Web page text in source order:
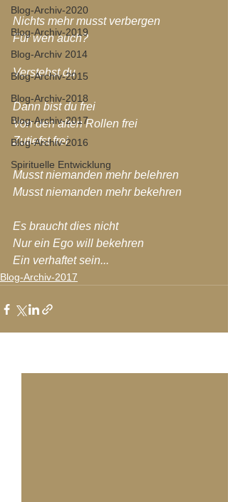
Blog-Archiv-2020
Blog-Archiv-2019
Blog-Archiv 2014
Blog-Archiv-2015
Blog-Archiv-2018
Blog-Archiv-2017
Blog-Archiv-2016
Spirituelle Entwicklung
Nichts mehr musst verbergen
Für wen auch?
Verstehst du
Dann bist du frei
Von den alten Rollen frei
Zutiefst frei
Musst niemanden mehr belehren
Musst niemanden mehr bekehren
Es braucht dies nicht
Nur ein Ego will bekehren
Ein verhaftet sein...
Blog-Archiv-2017